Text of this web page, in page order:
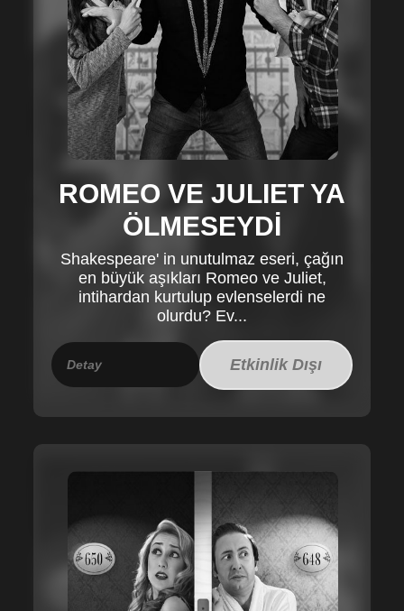
ROMEO VE JULIET YA
ÖLMESEYDİ
Shakespeare' in unutulmaz eseri, çağın
en büyük aşıkları Romeo ve Juliet,
intihardan kurtulup evlenselerdi ne
olurdu? Ev...
Detay Etkinlik Dışı